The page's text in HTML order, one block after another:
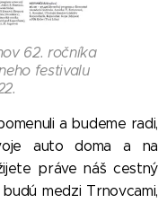
62. ročníka
festivalu
a budeme radi,
auto doma a na
práve náš cestný
medzi Trnovcami,